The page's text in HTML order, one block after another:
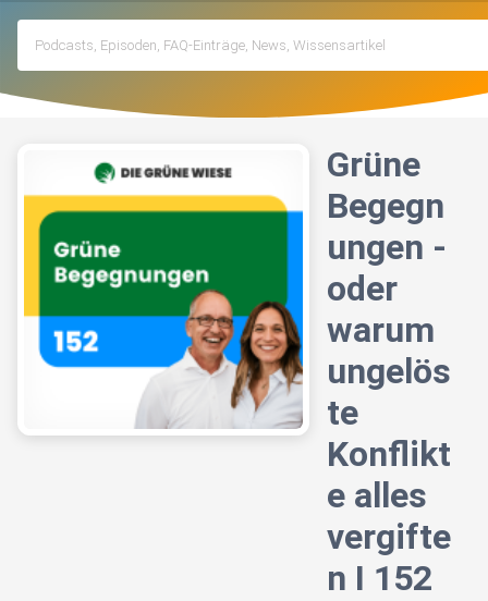
Grüne
Begegn
ungen -
oder
warum
ungelös
te
Konflikt
e alles
vergifte
n I 152